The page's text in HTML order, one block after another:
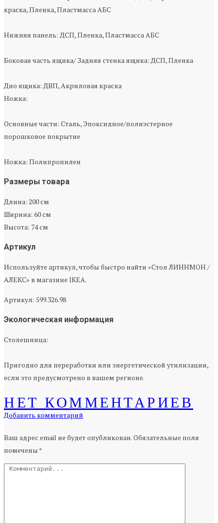
краска, Пленка, Пластмасса АБС
Нижняя панель: ДСП, Пленка, Пластмасса АБС
Боковая часть ящика/ Задняя стенка ящика: ДСП, Пленка
Дно ящика: ДВП, Акриловая краска
Ножка:
Основные части: Сталь, Эпоксидное/полиэстерное
порошковое покрытие
Ножка: Полипропилен
Размеры товара
Длина: 200 см
Ширина: 60 см
Высота: 74 см
Артикул
Используйте артикул, чтобы быстро найти «Стол ЛИННМОН /
АЛЕКС» в магазине IKEA.
Артикул: 599.326.98
Экологическая информация
Столешница:
Пригодно для переработки или энергетической утилизации,
если это предусмотрено в вашем регионе.
НЕТ КОММЕНТАРИЕВ
Добавить комментарий
Ваш адрес email не будет опубликован.Обязательные поля
помечены *